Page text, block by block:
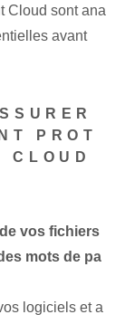
Cloud sont ana
avant
PROT
CLOUD
vos fichiers
mots de pa
logiciels et a